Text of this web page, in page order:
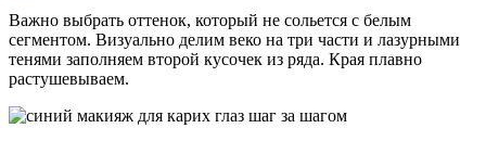
Важно выбрать оттенок, который не сольется с белым
сегментом. Визуально делим веко на три части и лазурными
тенями заполняем второй кусочек из ряда. Края плавно
растушевываем.